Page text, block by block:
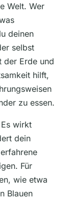
Welt. Wer
deinen
selbst
der Erde und
hilft,
zu essen.
wirkt
dein
Für
wie etwa
Blauen